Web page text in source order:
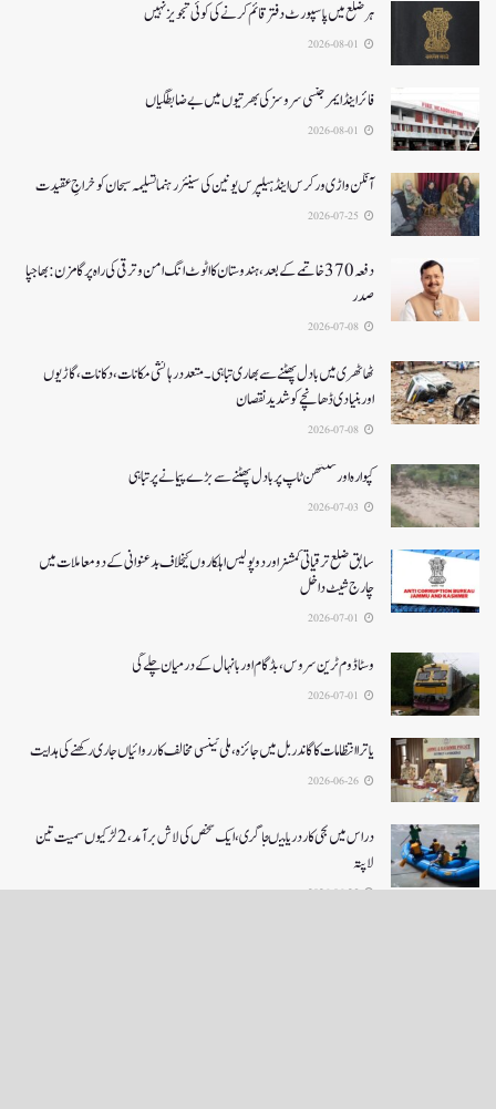
ہر ضلع میں پاسپورٹ دفتر قائم کرنے کی کوئی تجویز نہیں
فائر اینڈ ایمرجنسی سروسزکی بھرتیوں میں بے ضابطگیاں
آنگن واڑی ورکرس اینڈ ہیلپرس یونین کی سینئر رہنما تسلیمہ سبحان کو خراجِ عقیدت
دفعہ370 خاتمے کے بعد،ہندوستان کا اٹوٹ انگ امن و ترقی کی راہ پر گامزن : بھاجپا
صدر
ٹھاٹھری میں بادل پھٹنے سے بھاری تباہی۔متعددرہائشی مکانات، دکانات، گاڑیوں
اوربنیادی ڈھانچے کو شدید نقصان
کپوارہ اور سنتھن ٹاپ پر بادل پھٹنے سے بڑے پیمانے پرتباہی
سابق ضلع ترقیاتی کمشنر اور دو پولیس اہلکاروں کیخلاف بدعنوانی کے دو معاملات میں
چارج شیٹ داخل
وسٹا ڈوم ٹرین سروس ، بڈگام اور بانہال کے درمیان چلے گی
یاترا انتظامات کا گاندربل میں جائزہ، ملی ٹینسی مخالف کارروائیاں جاری رکھنے کی ہدایت
دراس میں نجی کاردریا میںجا گری،ایک شخص کی لاش بر آمد، 2لڑکیوں سمیت تین
لاپتہ
2026-06-25